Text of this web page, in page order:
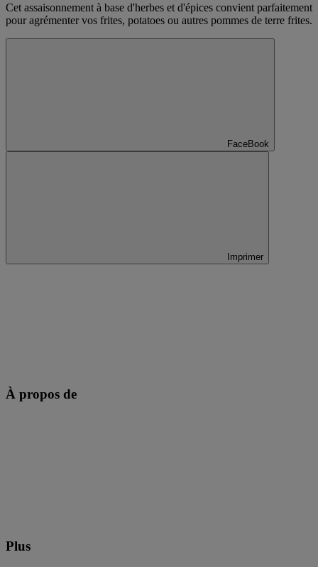
Cet assaisonnement à base d'herbes et d'épices convient parfaitement
pour agrémenter vos frites, potatoes ou autres pommes de terre frites.
FaceBook
Imprimer
À propos de
Plus